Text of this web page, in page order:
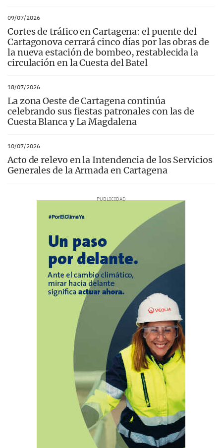
09/07/2026
Cortes de tráfico en Cartagena: el puente del
Cartagonova cerrará cinco días por las obras de
la nueva estación de bombeo, restablecida la
circulación en la Cuesta del Batel
18/07/2026
La zona Oeste de Cartagena continúa
celebrando sus fiestas patronales con las de
Cuesta Blanca y La Magdalena
10/07/2026
Acto de relevo en la Intendencia de los Servicios
Generales de la Armada en Cartagena